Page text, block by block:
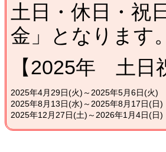
土日・休日・祝
金」となります。
【2025年 土日
2025年4月29日(火)～2025年5月6日(火)
2025年8月13日(水)～2025年8月17日(日)
2025年12月27日(土)～2026年1月4日(日)